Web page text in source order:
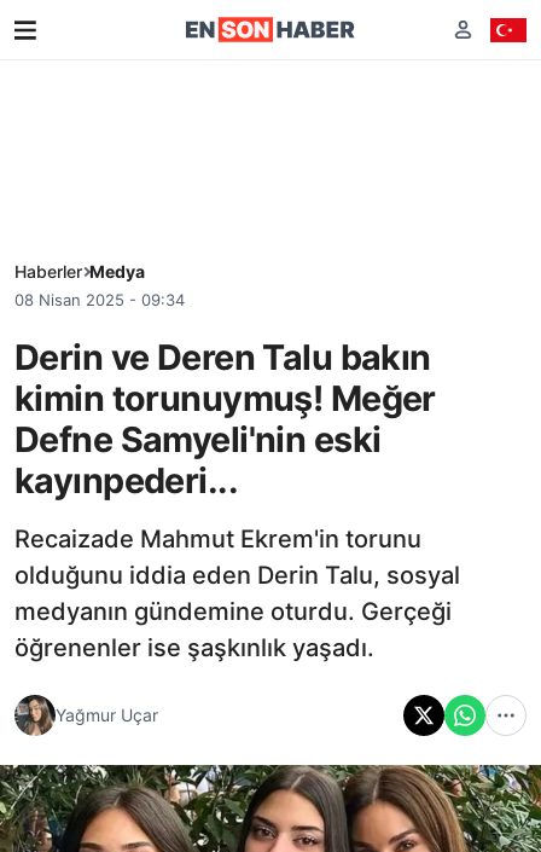
Haberler Medya
08 Nisan 2025 - 09:34
Derin ve Deren Talu bakın
kimin torunuymuş! Meğer
Defne Samyeli'nin eski
kayınpederi...
Recaizade Mahmut Ekrem'in torunu
olduğunu iddia eden Derin Talu, sosyal
medyanın gündemine oturdu. Gerçeği
öğrenenler ise şaşkınlık yaşadı.
Yağmur Uçar